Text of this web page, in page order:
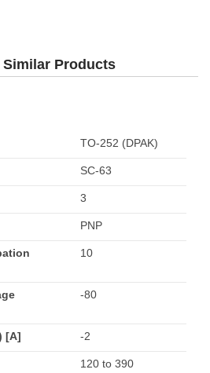
Similar Products
TO-252 (DPAK)
SC-63
3
PNP
10
-80
[A] -2
120 to 390